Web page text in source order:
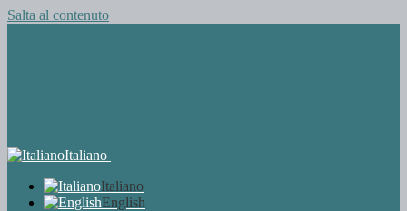
Salta al contenuto
Italiano
Italiano
English